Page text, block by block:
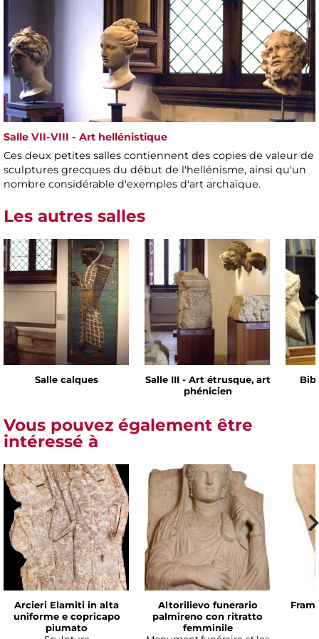
Salle VII-VIII - Art hellénistique
Ces deux petites salles contiennent des copies de valeur de
sculptures grecques du début de l'hellénisme, ainsi qu'un
nombre considérable d'exemples d'art archaïque.
Les autres salles
Salle calques
Salle III - Art étrusque, art
phénicien
Vous pouvez également être
intéressé à
Arcieri Elamiti in alta
uniforme e copricapo
piumato
Altorilievo funerario
palmireno con ritratto
femminile